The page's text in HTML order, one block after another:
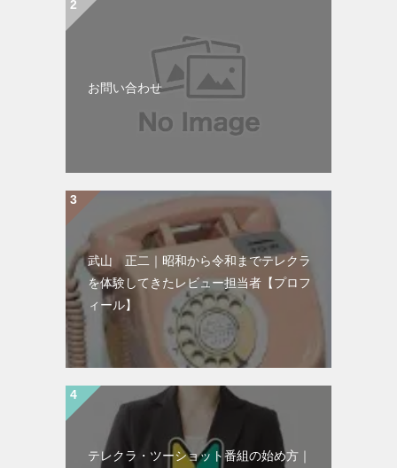
お問い合わせ
武山 正二｜昭和から令和までテレクラ
を体験してきたレビュー担当者【プロフ
ィール】
テレクラ・ツーショット番組の始め方｜